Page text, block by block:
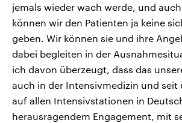
jemals wieder wach werde, und
können wir den Patienten ja keine
geben. Wir können sie und ihre
dabei begleiten in der
ich davon überzeugt, dass das
auch in der Intensivmedizin und seit
auf allen Intensivstationen in
herausragendem Engagement, mit